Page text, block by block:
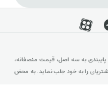
پایبندی به سه اصل، قیمت منصفانه،
را به خود جلب نماید. به محض
تسلاکالا مثل یک نمایشگاه فنی با